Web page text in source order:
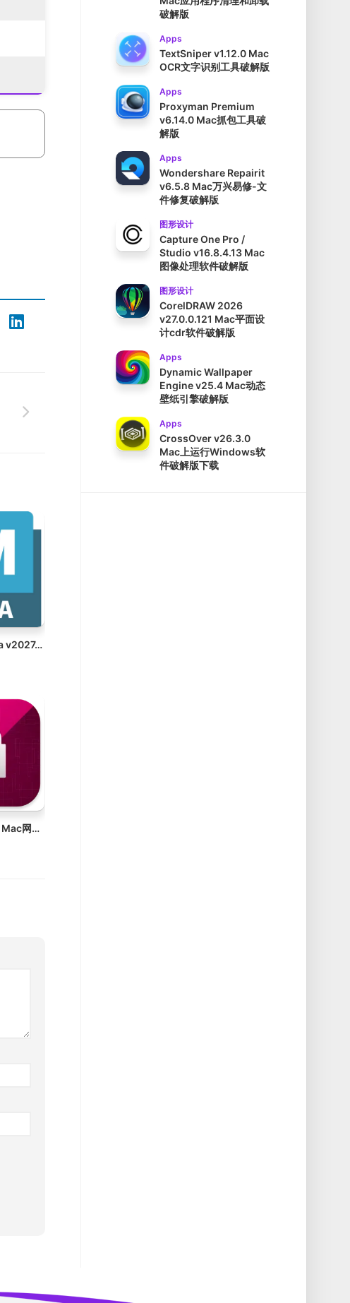
Autodesk Maya v2027.2 Mac破解版下载
Privatus v7.3.3 Mac网页缓存自动清理工具破解版
破解版
Apps
TextSniper v1.12.0 Mac
OCR文字识别工具破解版
Apps
Proxyman Premium
v6.14.0 Mac抓包工具破
解版
Apps
Wondershare Repairit
v6.5.8 Mac万兴易修-文
件修复破解版
图形设计
Capture One Pro /
Studio v16.8.4.13 Mac
图像处理软件破解版
图形设计
CorelDRAW 2026
v27.0.0.121 Mac平面设
计cdr软件破解版
Apps
Dynamic Wallpaper
Engine v25.4 Mac动态
壁纸引擎破解版
Apps
CrossOver v26.3.0
Mac上运行Windows软
件破解版下载